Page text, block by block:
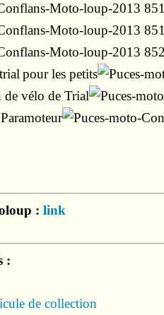
pour les petits
de vélo de Trial
: link
:
de collection